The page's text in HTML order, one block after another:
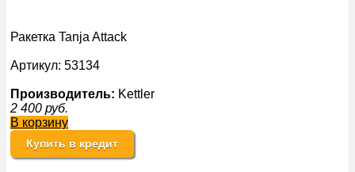
Ракетка Tanja Attack
Артикул: 53134
Производитель: Kettler
2 400 руб.
В корзину
Купить в кредит